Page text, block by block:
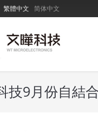
繁體中文 简体中文
技9月份自結